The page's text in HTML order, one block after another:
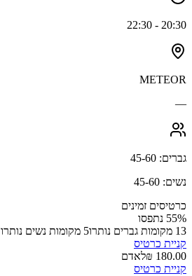
20:30
- 22:30
METEOR
—
גברים:
45-60
נשים:
45-60
כרטיסים זמינים
55%
נתפסו
13 מקומות גברים נותרו5 מקומות נשים נותרו
קניית כרטיס
לאדם
קניית כרטיס